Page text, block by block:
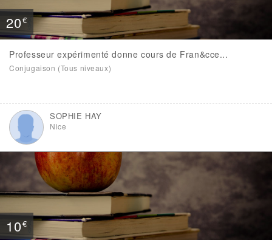
20€
Professeur expérimenté donne cours de Fran&cce...
Conjugaison (Tous niveaux)
SOPHIE HAY
Nice
10€